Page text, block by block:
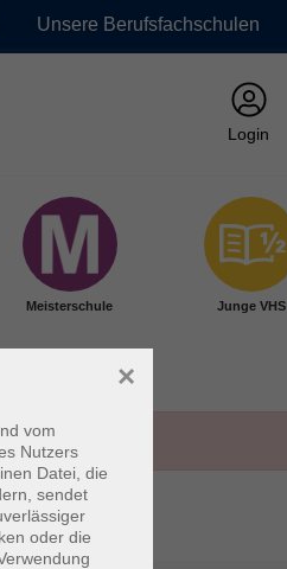
Unsere Berufsfachschulen
Login
Meisterschule Junge VHS
vom
Nutzers
Datei, die
sendet
oder die
×